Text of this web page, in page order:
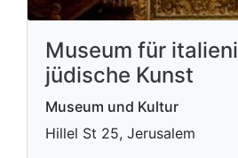
Museum für
jüdische Kunst
Museum und Kultur
Hillel St 25, Jerusalem